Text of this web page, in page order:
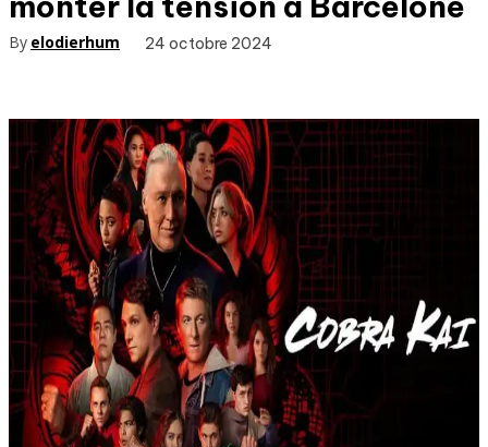
By elodierhum 24 octobre 2024